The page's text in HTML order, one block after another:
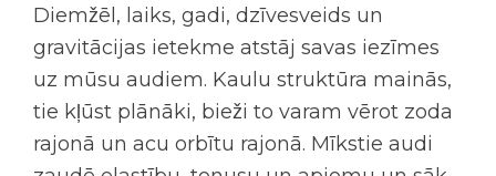
Diemžēl, laiks, gadi, dzīvesveids un
gravitācijas ietekme atstāj savas iezīmes
uz mūsu audiem. Kaulu struktūra mainās,
tie kļūst plānāki, bieži to varam vērot zoda
rajonā un acu orbītu rajonā. Mīkstie audi